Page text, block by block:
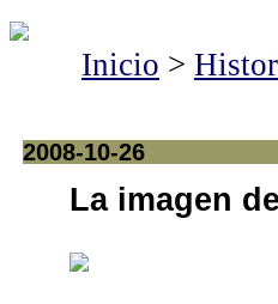
Inicio >
2008-10-26
La imagen